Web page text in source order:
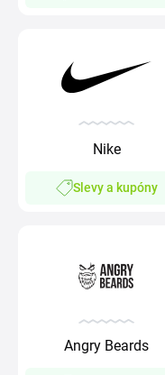
Nike
Slevy a kupóny
Angry Beards